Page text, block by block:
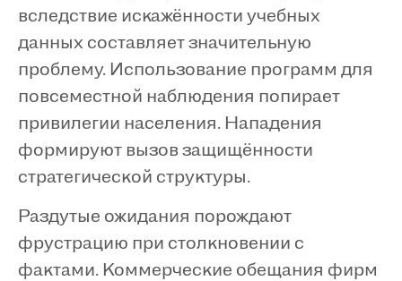
вследствие искажённости учебных
данных составляет значительную
проблему. Использование программ для
повсеместной наблюдения попирает
привилегии населения. Нападения
формируют вызов защищённости
стратегической структуры.
Раздутые ожидания порождают
фрустрацию при столкновении с
фактами. Коммерческие обещания фирм